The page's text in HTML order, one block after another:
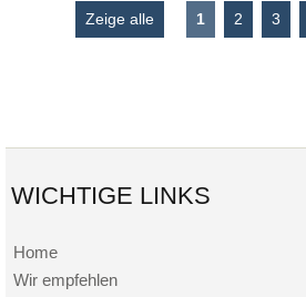
Zeige alle 1 2 3
WICHTIGE LINKS
Home
Wir empfehlen